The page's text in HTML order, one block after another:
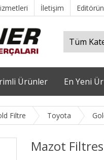
İletişim
Ürünler En Yeni
Filtre Toyota
Mazot